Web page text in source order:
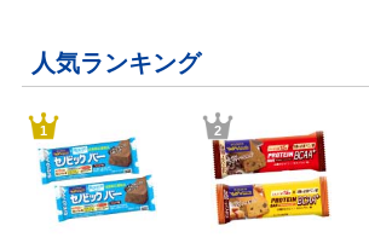
人気ランキング
1 2